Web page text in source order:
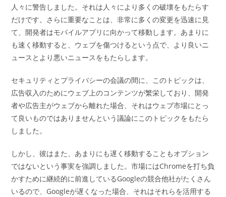
人々に警告しました。それは人々により多くの破壊をもたらす
だけです。さらに重要なことは、非常に多くの変更を迅速に見
て、開発者はモバイルアプリに向かって移動します。あまりに
も速く移動すると、ウェブを傷つけるという点で、より良いニ
ュースとより悪いニュースをもたらします。
セキュリティとプライバシーの会議の間に、このトピックは、
広告収入のためにウェブ上のコンテンツが繁栄しており、開発
者や広告主がウェブから離れた場合、それはウェブ市場にとっ
て良いものではありませんという議論にこのトピックをもたら
しました。
しかし、彼はまた、あまりにも遅く移動することもオプション
ではないという事実を強調しました。市場にはChromeを打ち負
かすために継続的に前進しているGoogleの競合他社がたくさん
いるので、Googleが遅くなった場合、それはそれらを活用する